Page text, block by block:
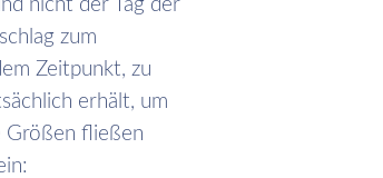
nicht der Tag der
zum
Zeitpunkt, zu
erhält, um
Größen fließen